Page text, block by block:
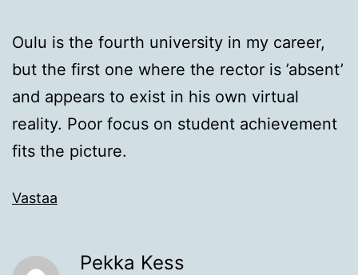
Oulu is the fourth university in my career,
but the first one where the rector is ’absent’
and appears to exist in his own virtual
reality. Poor focus on student achievement
fits the picture.
Vastaa
Pekka Kess